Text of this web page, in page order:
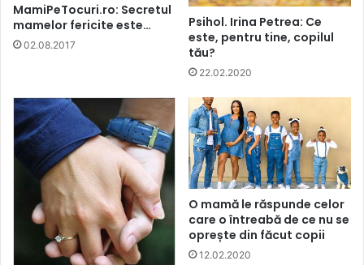
MamiPeTocuri.ro: Secretul
mamelor fericite este…
02.08.2017
Psihol. Irina Petrea: Ce
este, pentru tine, copilul
tău?
22.02.2020
O mamă le răspunde celor
care o întreabă de ce nu se
oprește din făcut copii
12.02.2020